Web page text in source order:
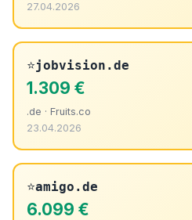
27.04.2026
⭐jobvision.de
1.309 €
.de · Fruits.co
23.04.2026
⭐amigo.de
6.099 €